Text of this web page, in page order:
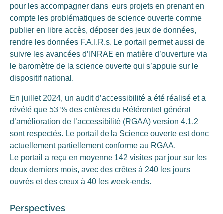
pour les accompagner dans leurs projets en prenant en
compte les problématiques de science ouverte comme
publier en libre accès, déposer des jeux de données,
rendre les données F.A.I.R.s. Le portail permet aussi de
suivre les avancées d’INRAE en matière d’ouverture via
le baromètre de la science ouverte qui s’appuie sur le
dispositif national.
En juillet 2024, un audit d’accessibilité a été réalisé et a
révélé que 53 % des critères du Référentiel général
d’amélioration de l’accessibilité (RGAA) version 4.1.2
sont respectés. Le portail de la Science ouverte est donc
actuellement partiellement conforme au RGAA.
Le portail a reçu en moyenne 142 visites par jour sur les
deux derniers mois, avec des crêtes à 240 les jours
ouvrés et des creux à 40 les week-ends.
Perspectives